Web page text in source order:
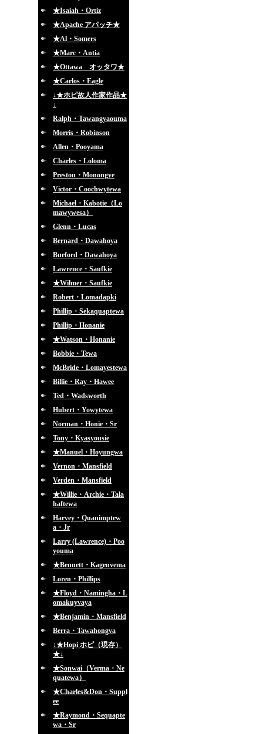
★Isaiah・Ortiz
★Apache アパッチ★
★Al・Somers
★Marc・Antia
★Ottawa オッタワ★
★Carlos・Eagle
↓★ホピ故人作家作品★
↓
Ralph・Tawangyaouma
Morris・Robinson
Allen・Pooyama
Charles・Loloma
Preston・Monongye
Victor・Coochwytewa
Michael・Kabotie（Lo
mawywesa）
Glenn・Lucas
Bernard・Dawahoya
Bueford・Dawahoya
Lawrence・Saufkie
★Wilmer・Saufkie
Robert・Lomadapki
Phillip・Sekaquaptewa
Phillip・Honanie
★Watson・Honanie
Bobbie・Tewa
McBride・Lomayestewa
Billie・Ray・Hawee
Ted・Wadsworth
Hubert・Yowytewa
Norman・Honie・Sr
Tony・Kyasyousie
★Manuel・Hoyungwa
Vernon・Mansfield
Verden・Mansfield
★Willie・Archie・Tala
haftewa
Harvey・Quanimptew
a・Jr
Larry (Lawrence)・Poo
youma
★Bennett・Kagenvema
Loren・Phillips
★Floyd・Namingha・L
omakuyvaya
★Benjamin・Mansfield
Berra・Tawahongva
↓★Hopi ホピ（現存）
★↓
★Sonwai（Verma・Ne
quatewa）
★Charles&Don・Suppl
ee
★Raymond・Sequapte
wa・Sr